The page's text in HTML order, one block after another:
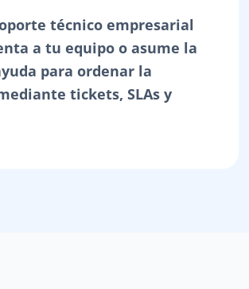
técnico empresarial
a tu equipo o asume la
para ordenar la
tickets, SLAs y